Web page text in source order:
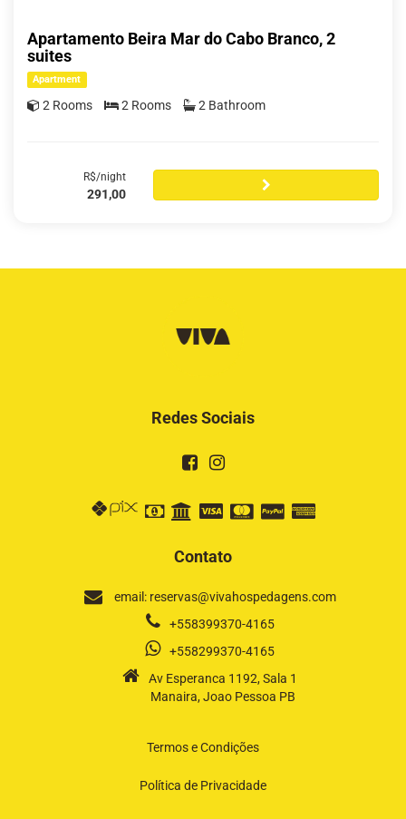
Apartamento Beira Mar do Cabo Branco, 2
suites
Apartment
2 Rooms 2 Rooms 2 Bathroom
R$/night
291,00
Redes Sociais
Contato
email: reservas@vivahospedagens.com
+558399370-4165
+558299370-4165
Av Esperanca 1192, Sala 1
Manaira, Joao Pessoa PB
Termos e Condições
Política de Privacidade